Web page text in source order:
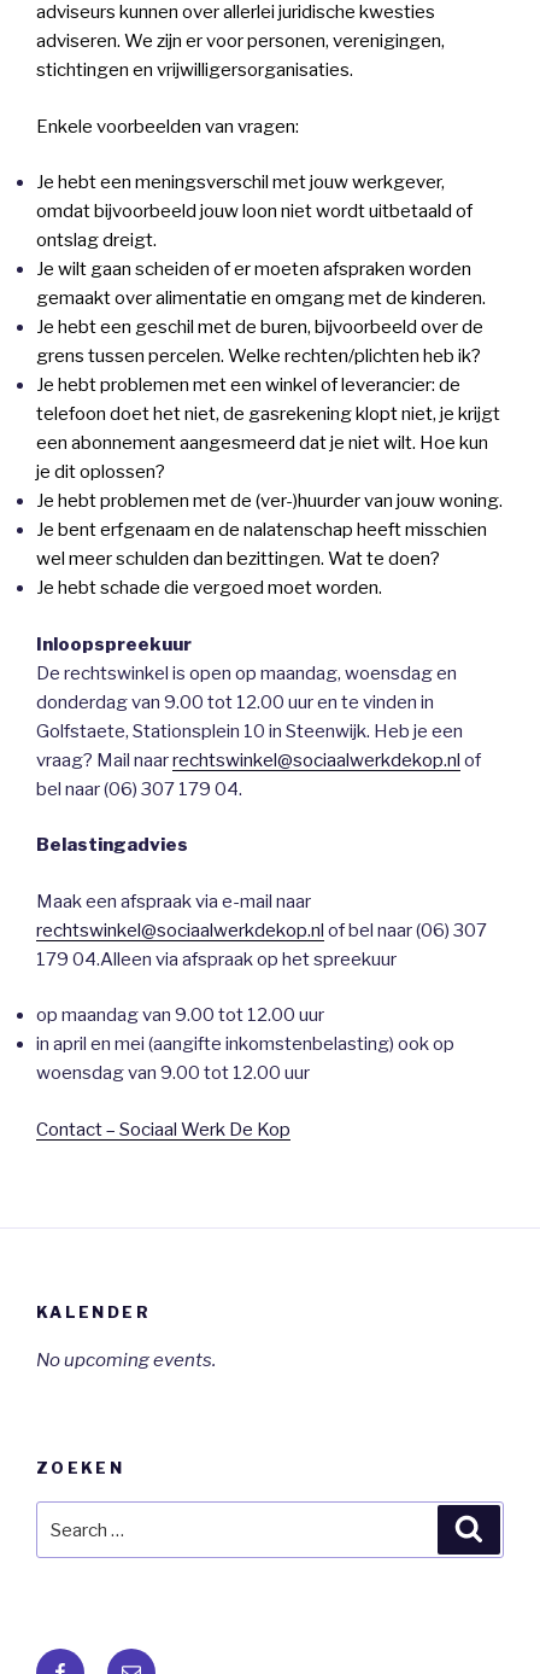
adviseurs kunnen over allerlei juridische kwesties
adviseren. We zijn er voor personen, verenigingen,
stichtingen en vrijwilligersorganisaties.
Enkele voorbeelden van vragen:
Je hebt een meningsverschil met jouw werkgever,
omdat bijvoorbeeld jouw loon niet wordt uitbetaald of
ontslag dreigt.
Je wilt gaan scheiden of er moeten afspraken worden
gemaakt over alimentatie en omgang met de kinderen.
Je hebt een geschil met de buren, bijvoorbeeld over de
grens tussen percelen. Welke rechten/plichten heb ik?
Je hebt problemen met een winkel of leverancier: de
telefoon doet het niet, de gasrekening klopt niet, je krijgt
een abonnement aangesmeerd dat je niet wilt. Hoe kun
je dit oplossen?
Je hebt problemen met de (ver-)huurder van jouw woning.
Je bent erfgenaam en de nalatenschap heeft misschien
wel meer schulden dan bezittingen. Wat te doen?
Je hebt schade die vergoed moet worden.
Inloopspreekuur
De rechtswinkel is open op maandag, woensdag en
donderdag van 9.00 tot 12.00 uur en te vinden in
Golfstaete, Stationsplein 10 in Steenwijk. Heb je een
vraag? Mail naarrechtswinkel@sociaalwerkdekop.nl of
bel naar (06) 307 179 04.
Belastingadvies
Maak een afspraak via e-mail naar
rechtswinkel@sociaalwerkdekop.nl of bel naar (06) 307
179 04.Alleen via afspraak op het spreekuur
op maandag van 9.00 tot 12.00 uur
in april en mei (aangifte inkomstenbelasting) ook op
woensdag van 9.00 tot 12.00 uur
Contact – Sociaal Werk De Kop
KALENDER
No upcoming events.
ZOEKEN
for:
Facebook
E-